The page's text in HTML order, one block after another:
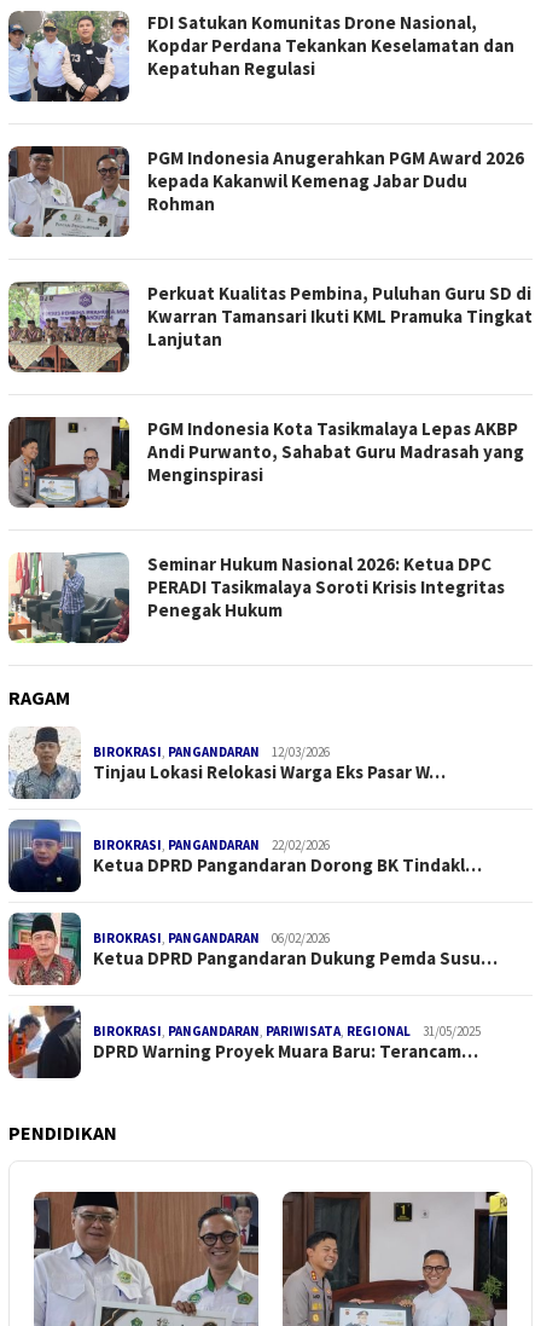
FDI Satukan Komunitas Drone Nasional,
Kopdar Perdana Tekankan Keselamatan dan
Kepatuhan Regulasi
PGM Indonesia Anugerahkan PGM Award 2026
kepada Kakanwil Kemenag Jabar Dudu
Rohman
Perkuat Kualitas Pembina, Puluhan Guru SD di
Kwarran Tamansari Ikuti KML Pramuka Tingkat
Lanjutan
PGM Indonesia Kota Tasikmalaya Lepas AKBP
Andi Purwanto, Sahabat Guru Madrasah yang
Menginspirasi
Seminar Hukum Nasional 2026: Ketua DPC
PERADI Tasikmalaya Soroti Krisis Integritas
Penegak Hukum
RAGAM
BIROKRASI, PANGANDARAN 12/03/2026
Tinjau Lokasi Relokasi Warga Eks Pasar W…
BIROKRASI, PANGANDARAN 22/02/2026
Ketua DPRD Pangandaran Dorong BK Tindakl…
BIROKRASI, PANGANDARAN 06/02/2026
Ketua DPRD Pangandaran Dukung Pemda Susu…
BIROKRASI, PANGANDARAN, PARIWISATA, REGIONAL 31/05/2025
DPRD Warning Proyek Muara Baru: Terancam…
PENDIDIKAN